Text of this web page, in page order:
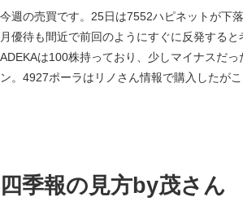
今週の売買です。25日は7552ハピネットが下
月優待も間近で前回のようにすぐに反発すると
ADEKAは100株持っており、少しマイナスだっ
ン。4927ポーラはリノさん情報で購入したがこ
四季報の見方by茂さん